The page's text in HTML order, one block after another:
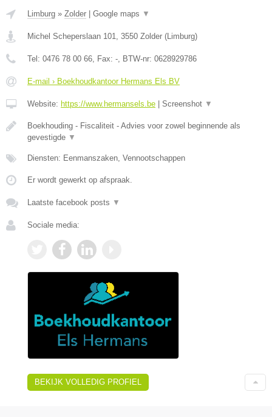
Limburg » Zolder Google maps ▼
Michel Scheperslaan 101, 3550 Zolder (Limburg)
Tel: 0476 78 00 66, Fax: -, BTW-nr: 0628929786
E-mail › Boekhoudkantoor Hermans Els BV
Website: https://www.hermansels.be Screenshot ▼
Boekhouding - Fiscaliteit - Advies voor zowel beginnende als
gevestigde ▼
Diensten: Eenmanszaken, Vennootschappen
Er wordt gewerkt op afspraak.
Laatste facebook posts ▼
Sociale media:
BEKIJK VOLLEDIG PROFIEL